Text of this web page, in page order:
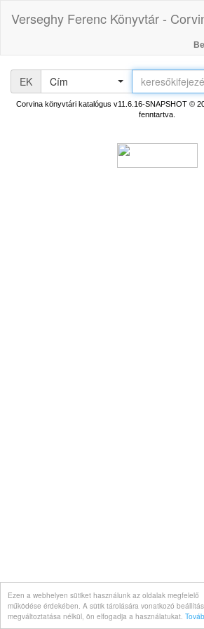
Ezen a webhelyen sütiket használunk az oldalak megfelelő
működése érdekében. A sütik tárolására vonatkozó
megváltoztatása nélkül, ön elfogadja a használatukat.
Verseghy Ferenc Könyvtár -
EK Cím
Corvina könyvtári katalógus v11.6.16-SNAPSHOT©
fenntartva.